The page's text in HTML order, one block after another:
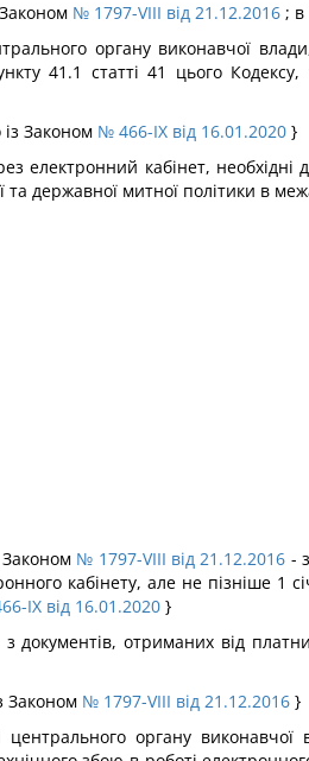
№ 1797-VIII від 21.12.2016 ; в
органу виконавчої
41.1 статті 41 цього
Законом № 466-IX від 16.01.2020 }
електронний кабінет,
та державної митної політики в
Законом № 1797-VIII від 21.12.2016 -
кабінету, але не пізніше 1
IX від 16.01.2020 }
отриманих від
Законом № 1797-VIII від 21.12.2016 }
центрального органу